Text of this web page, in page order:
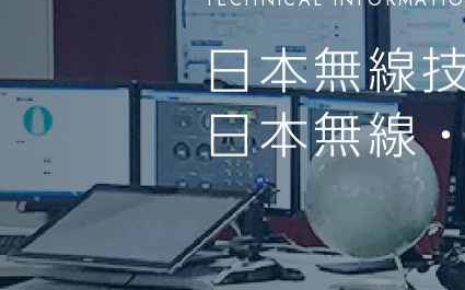
日本無線
日本無線